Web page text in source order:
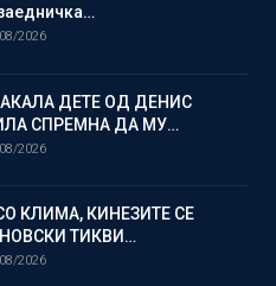
2026
ДЕТЕ ОД ДЕНИС
СПРЕМНА ДА МУ…
2026
КЛИМА, КИНЕЗИТЕ СЕ
ТИКВИ…
2026